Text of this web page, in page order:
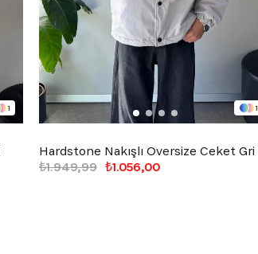
1 1
Hardstone Nakışlı Oversize Ceket Gri
₺1.056,00
₺1.949,99